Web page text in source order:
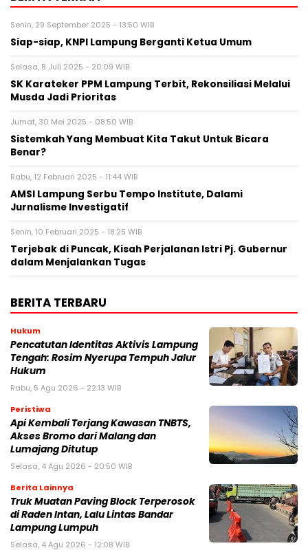
Senin, 29 September 2025 - 13:50 WIB
Siap-siap, KNPI Lampung Berganti Ketua Umum
Selasa, 8 Juli 2025 - 20:09 WIB
SK Karateker PPM Lampung Terbit, Rekonsiliasi Melalui
Musda Jadi Prioritas
Jumat, 30 Mei 2025 - 08:50 WIB
Sistemkah Yang Membuat Kita Takut Untuk Bicara
Benar?
Rabu, 12 Februari 2025 - 11:44 WIB
AMSI Lampung Serbu Tempo Institute, Dalami
Jurnalisme Investigatif
Senin, 10 Februari 2025 - 18:25 WIB
Terjebak di Puncak, Kisah Perjalanan Istri Pj. Gubernur
dalam Menjalankan Tugas
BERITA TERBARU
Hukum
Pencatutan Identitas Aktivis Lampung
Tengah: Rosim Nyerupa Tempuh Jalur
Hukum
Rabu, 5 Agu 2026 - 22:13 WIB
Peristiwa
Api Kembali Terjang Kawasan TNBTS,
Akses Bromo dari Malang dan
Lumajang Ditutup
Selasa, 4 Agu 2026 - 20:50 WIB
Berita Lainnya
Truk Muatan Paving Block Terperosok
di Raden Intan, Lalu Lintas Bandar
Lampung Lumpuh
Selasa, 4 Agu 2026 - 12:08 WIB